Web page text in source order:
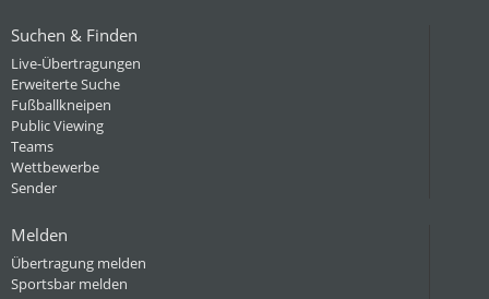
Suchen & Finden
Live-Übertragungen
Erweiterte Suche
Fußballkneipen
Public Viewing
Teams
Wettbewerbe
Sender
Melden
Übertragung melden
Sportsbar melden